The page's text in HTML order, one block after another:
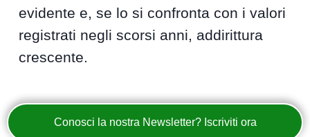
evidente e, se lo si confronta con i valori
registrati negli scorsi anni, addirittura
crescente.
Conosci la nostra Newsletter? Iscriviti ora